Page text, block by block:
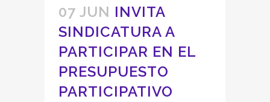
07 JUN INVITA
SINDICATURA A
PARTICIPAR EN EL
PRESUPUESTO
PARTICIPATIVO